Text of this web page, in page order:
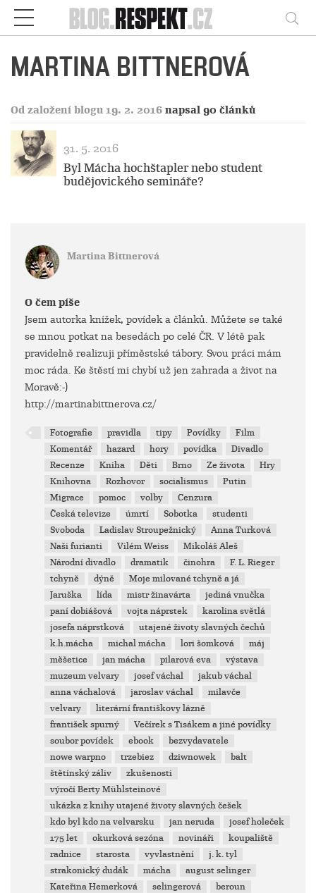
Respekt
MARTINA BITTNEROVÁ
Od založení blogu 19. 2. 2016 napsal 90 článků
31. 5. 2016
Byl Mácha hochštapler nebo student
budějovického semináře?
Martina Bittnerová
O čem píše
Jsem autorka knížek, povídek a článků. Můžete se také
se mnou potkat na besedách po celé ČR. V létě pak
pravidelně realizuji příměstské tábory. Svou práci mám
moc ráda. Ke štěstí mi chybí už jen zahrada a život na
Moravě:-)
http://martinabittnerova.cz/
Fotografie pravidla tipy Povídky
Film
Komentář
hazard hory povídka
Divadlo
Recenze
Kniha Děti Brno Ze života
Hry
Knihovna
Rozhovor socialismus
Putin
Migrace
pomoc volby
Cenzura
Česká televize
úmrtí Sobotka
studenti
Svoboda
Ladislav Stroupežnický
Anna Turková
Naši furianti
Vilém Weiss
Mikoláš Aleš
Národní divadlo
dramatik činohra
F. L. Rieger
tchyně
dýně
Moje milované tchyně a já
Jaruška
lída mistr žinavárta
jediná vnučka
paní dobiášová
vojta náprstek
karolina světlá
josefa náprstková
utajené životy slavných čechů
k.h.mácha
michal mácha lori šomková
máj
měšetice
jan mácha pilarová eva
výstava
muzeum velvary
josef váchal
jakub váchal
anna váchalová
jaroslav váchal
milavče
velvary
literární františkovy lázně
františek spurný
Večírek s Tisákem a jiné povídky
soubor povídek
ebook
bezvydavatele
nowe warpno
trzebiez dziwnowek
balt
štětínský záliv
zkušenosti
výročí Berty Mühlsteinové
ukázka z knihy utajené životy slavných češek
kdo byl kdo na velvarsku
jan neruda
josef holeček
175 let
okurková sezóna novináři
koupaliště
radnice
starosta vyvlastnění
j. k. tyl
strakonický dudák
mácha
august selinger
Kateřina Hemerková
selingerová
beroun